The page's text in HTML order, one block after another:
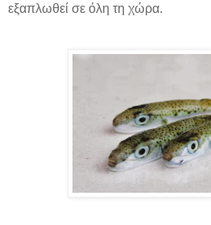
εξαπλωθεί σε όλη τη χώρα.